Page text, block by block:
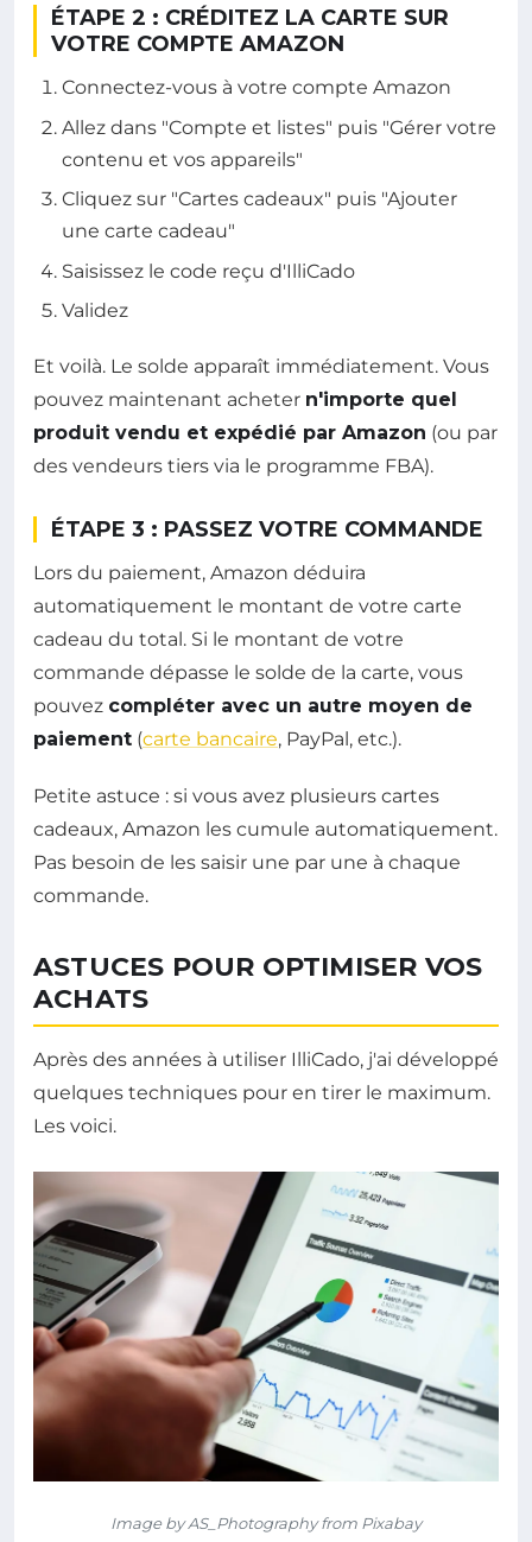
ÉTAPE 2 : CRÉDITEZ LA CARTE SUR
VOTRE COMPTE AMAZON
Connectez-vous à votre compte Amazon
Allez dans "Compte et listes" puis "Gérer votre
contenu et vos appareils"
Cliquez sur "Cartes cadeaux" puis "Ajouter
une carte cadeau"
Saisissez le code reçu d'IlliCado
Validez
Et voilà. Le solde apparaît immédiatement. Vous
pouvez maintenant acheter n'importe quel
produit vendu et expédié par Amazon (ou par
des vendeurs tiers via le programme FBA).
ÉTAPE 3 : PASSEZ VOTRE COMMANDE
Lors du paiement, Amazon déduira
automatiquement le montant de votre carte
cadeau du total. Si le montant de votre
commande dépasse le solde de la carte, vous
pouvez compléter avec un autre moyen de
paiement (carte bancaire, PayPal, etc.).
Petite astuce : si vous avez plusieurs cartes
cadeaux, Amazon les cumule automatiquement.
Pas besoin de les saisir une par une à chaque
commande.
ASTUCES POUR OPTIMISER VOS
ACHATS
Après des années à utiliser IlliCado, j'ai développé
quelques techniques pour en tirer le maximum.
Les voici.
Image by AS_Photography from Pixabay